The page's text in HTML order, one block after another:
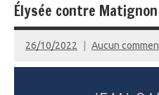
Élysée contre
26/10/2022
admin
Aucun